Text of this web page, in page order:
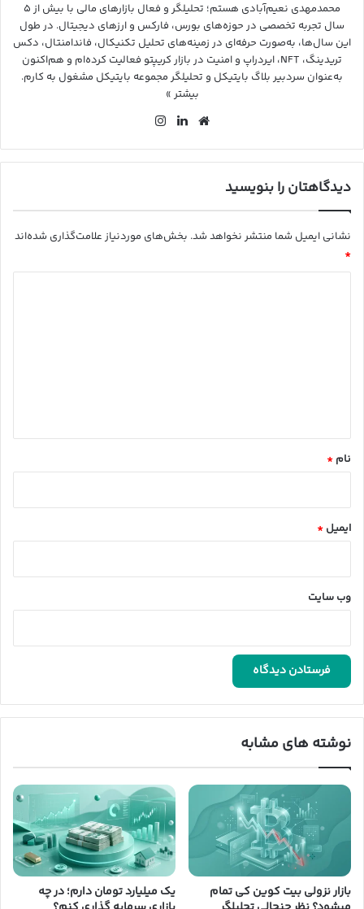
محمدمهدی نعیم‌آبادی هستم؛ تحلیلگر و فعال بازارهای مالی با بیش از ۵
سال تجربه تخصصی در حوزه‌های بورس، فارکس و ارزهای دیجیتال. در طول
این سال‌ها، به‌صورت حرفه‌ای در زمینه‌های تحلیل تکنیکال، فاندامنتال، دکس
تریدینگ، NFT، ایردراپ و امنیت در بازار کریپتو فعالیت کرده‌ام و هم‌اکنون
به‌عنوان سردبیر بلاگ بایتیکل و تحلیلگر مجموعه بایتیکل مشغول به کارم.
بیشتر »
وب
ت
لین
ین گرا
دیدگاهتان را بنویسید
نشانی ایمیل شما منتشر نخواهد شد. بخش‌های موردنیاز علامت‌گذاری شده‌اند
*
نام *
ایمیل *
وب‌ سایت
نوشته های مشابه
بازار نزولی بیت کوین کی تمام
یک میلیارد تومان دارم؛ در چه